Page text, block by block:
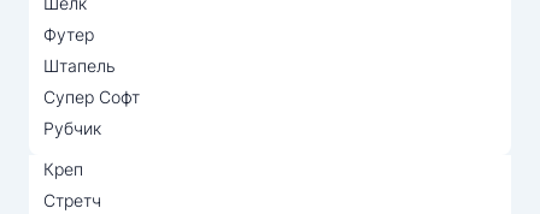
Футер
Штапель
Супер Софт
Рубчик
Креп
Стретч